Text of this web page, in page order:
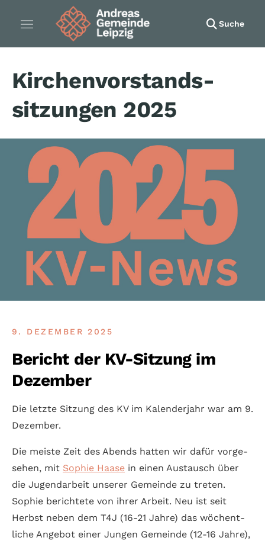
Suche
Kirchenvorstands­
sitzungen 2025
9. DEZEMBER 2025
Bericht der KV-Sitzung im
Dezember
Die letzte Sitzung des KV im Kalender­jahr war am 9.
Dezember.
Die meiste Zeit des Abends hatten wir dafür vor­ge­
sehen, mit Sophie Haase in einen Aus­tausch über
die Jugend­arbeit unserer Gemeinde zu treten.
Sophie berich­tete von ihrer Arbeit. Neu ist seit
Herbst neben dem T4J (16-21 Jahre) das wöchent­
liche Ange­bot einer Jungen Gemeinde (12-16 Jahre),